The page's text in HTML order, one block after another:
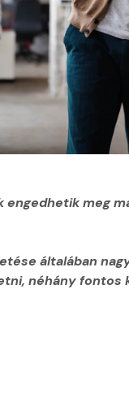
meg
általában
néhány fontos
A
COMTEXtől